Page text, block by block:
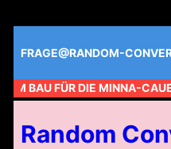
Inhalt
springen
FRAGE@RANDOM-
AM BAU FÜR DIE MINNA-
Random